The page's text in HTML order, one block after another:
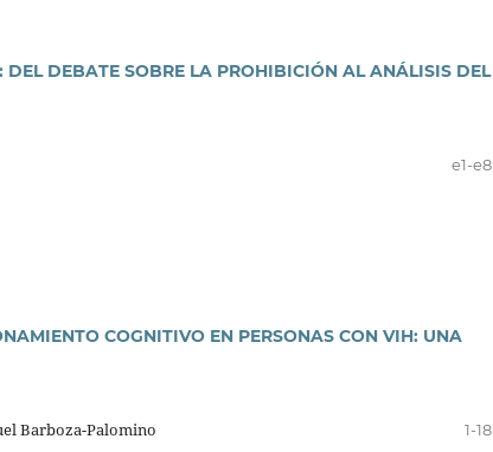
DEBATE SOBRE LA PROHIBICIÓN AL ANÁLISIS DEL
e1-e8
COGNITIVO EN PERSONAS CON VIH: UNA
Barboza-Palomino 1-18